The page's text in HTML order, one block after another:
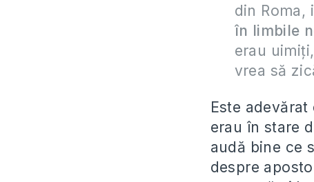
din
în limbile
erau
vrea să
Este
erau în stare
audă bine ce
despre